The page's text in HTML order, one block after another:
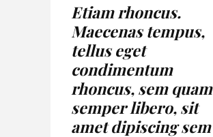
Etiam rhoncus.
Maecenas tempus,
tellus eget
condimentum
rhoncus, sem quam
semper libero, sit
amet dipiscing sem